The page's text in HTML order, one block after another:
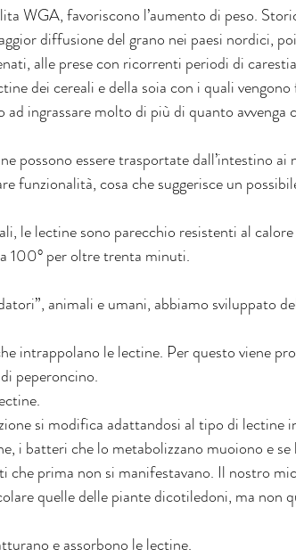
WGA, favoriscono l’aumento di peso.
diffusione del grano nei paesi nordici,
alle prese con ricorrenti periodi di
dei cereali e della soia con i quali
ingrassare molto di più di quanto avvenga
possono essere trasportate dall’intestino ai
funzionalità, cosa che suggerisce un
le lectine sono parecchio resistenti al calore
100° per oltre trenta minuti.
animali e umani, abbiamo sviluppato
intrappolano le lectine. Per questo viene
peperoncino.
si modifica adattandosi al tipo di lectine
i batteri che lo metabolizzano muoiono e se
prima non si manifestavano. Il nostro
quelle delle piante dicotiledoni, ma non
e assorbono le lectine.